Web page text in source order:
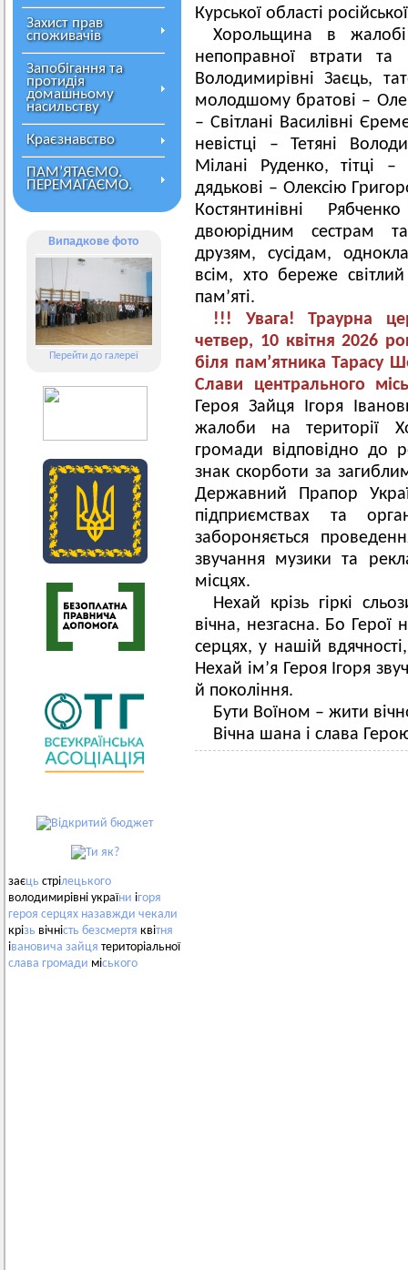
Захист прав
споживачів
Запобігання та
протидія
домашньому
насильству
Краєзнавство
ПАМ’ЯТАЄМО.
ПЕРЕМАГАЄМО.
Випадкове фото
Перейти до галереї
заєць стрілецького
володимирівні україни ігоря
героя серцях назавжди чекали
крізь вічність безсмертя квітня
івановича зайця територіальної
слава громади міського
Курської області
Хорольщина в жалобі
непоправної втрати
Володимирівні Заєць,
молодшому братові –
– Світлані Василівні
невістці – Тетяні
Мілані Руденко, тітці –
дядькові – Олексію
Костянтинівні
двоюрідним сестрам
друзям, сусідам,
всім, хто береже
пам’яті.
!!! Увага! Траурна
четвер, 10 квітня 2026
біля пам’ятника Тарасу
Слави центрального
Героя Зайця Ігоря
жалоби на території
громади відповідно до
знак скорботи за
Державний Прапор
підприємствах та
забороняється
звучання музики та
місцях.
Нехай крізь гіркі
вічна, незгасна. Бо
серцях, у нашій
Нехай ім’я Героя Ігоря
й покоління.
Бути Воїном – жити
Вічна шана і слава